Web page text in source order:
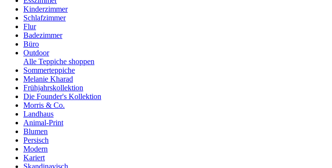
Kinderzimmer
Schlafzimmer
Flur
Badezimmer
Büro
Outdoor
Alle Teppiche shoppen
Sommerteppiche
Melanie Kharad
Frühjahrskollektion
Die Founder's Kollektion
Morris & Co.
Landhaus
Animal-Print
Blumen
Persisch
Modern
Kariert
Skandinavisch